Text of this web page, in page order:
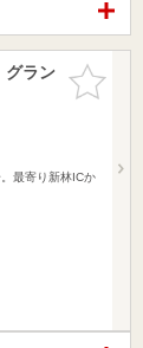
お気に入
りに追加
ラン
最寄り新林ICか